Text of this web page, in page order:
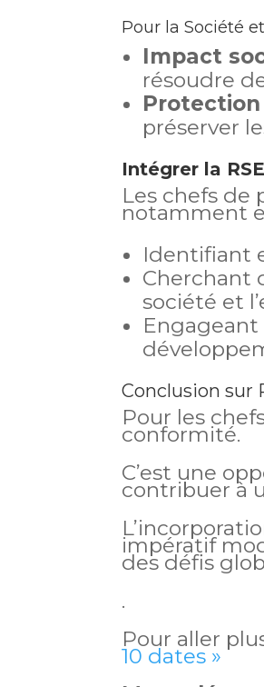
Pour la Société
Impact
résoudre
Protection
préserver
Intégrer la
Les chefs de
notamment
Identifiant
Cherchant
société et
Conclusion sur
Pour les
conformité.
C’est une
contribuer à
impératif
des défis
.
Pour aller
10 dates »